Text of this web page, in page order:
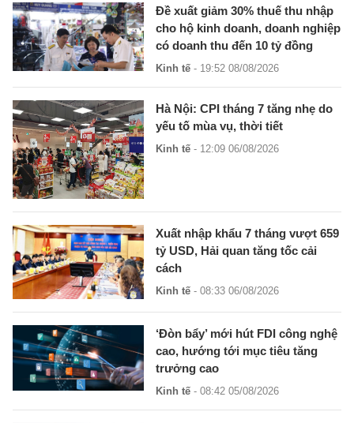
Đề xuất giảm 30% thuế thu nhập
cho hộ kinh doanh, doanh nghiệp
có doanh thu đến 10 tỷ đồng
Kinh tế - 19:52 08/08/2026
Hà Nội: CPI tháng 7 tăng nhẹ do
yếu tố mùa vụ, thời tiết
Kinh tế - 12:09 06/08/2026
Xuất nhập khẩu 7 tháng vượt 659
tỷ USD, Hải quan tăng tốc cải
cách
Kinh tế - 08:33 06/08/2026
‘Đòn bẩy’ mới hút FDI công nghệ
cao, hướng tới mục tiêu tăng
trưởng cao
Kinh tế - 08:42 05/08/2026